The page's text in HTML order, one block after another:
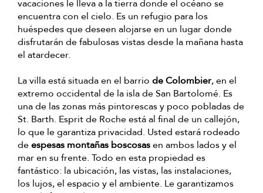
vacaciones le lleva a la tierra donde el océano se
encuentra con el cielo. Es un refugio para los
huéspedes que deseen alojarse en un lugar donde
disfrutarán de fabulosas vistas desde la mañana hasta
el atardecer.
La villa está situada en el barrio de Colombier, en el
extremo occidental de la isla de San Bartolomé. Es
una de las zonas más pintorescas y poco pobladas de
St. Barth. Esprit de Roche está al final de un callejón,
lo que le garantiza privacidad. Usted estará rodeado
deespesas montañas boscosasen ambos lados y el
mar en su frente. Todo en esta propiedad es
fantástico: la ubicación, las vistas, las instalaciones,
los lujos, el espacio y el ambiente. Le garantizamos